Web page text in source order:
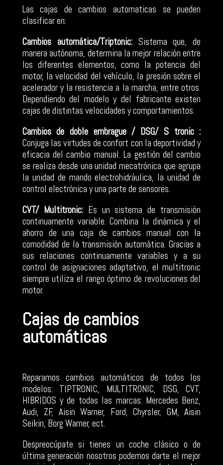
Las cajas de cambios automaticas se pueden
clasificar en:
Cambios automática/Triptonic:Sistema que, de
manera autónoma, determina la mejor relación entre
los diferentes elementos, como la potencia del
motor, la velocidad del vehículo, la presión sobre el
acelerador y la resistencia a la marcha, entre otros.
Dependiendo del modelo y del fabricante existen
cajas de distintas velocidades y comportamientos.
Cambios de doble embrague / DSG/ S tronic :
Conjuga las virtudes de confort con la deportividad y
eficacia del cambio manual. La gestión del cambio
se realiza desde una unidad mecatrónica que agrupa
la unidad de mando electrohidráulica, la unidad de
control electrónica y una parte de sensores.
CVT/ Multitronic:Es un sistema de transmisión
continuamente variable. Combina la dinámica y el
ahorro de una caja de cambios manual con la
comodidad de la transmisión automática. Gracias a
sus relaciones continuamente variables y a su
control de asignaciones adaptativo, el multitronic
siempre utiliza el rango óptimo de revoluciones del
motor.
Cajas de cambios
automáticas
Reparamos cambios automáticos de todos los
modelos: TIPTRONIC, MULTITRONIC, DSG, CVT,
HIBRIDOS y de todas las marcas: Mercedes Benz,
Audi, ZF, Aisin Warner, Ford, Chyrsler, GM, Aisin
Seikin, Borg Warner, ect.
Despreocúpate si tienes un coche clásico o de
última generación nosotros podemos darte el mejor